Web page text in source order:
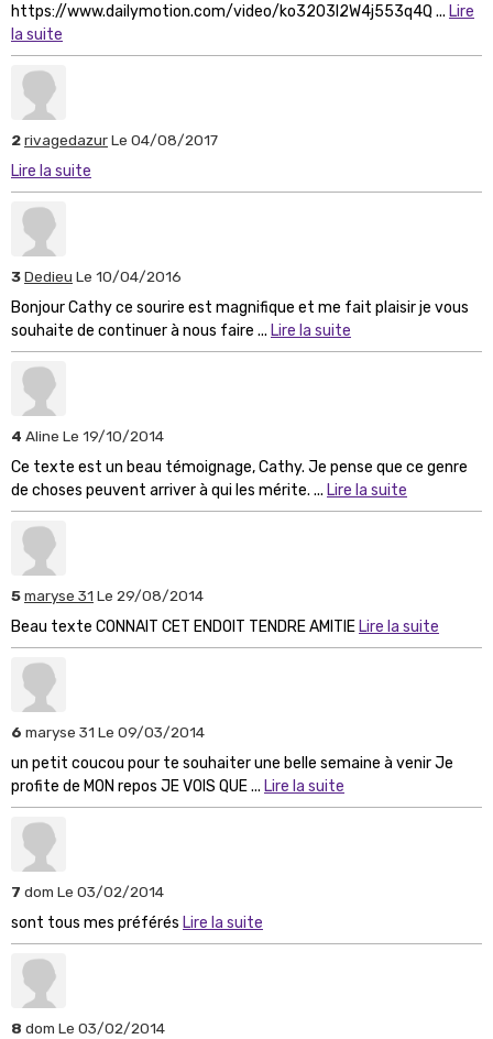
https://www.dailymotion.com/video/ko3203l2W4j553q4Q ... Lire
la suite
2rivagedazurLe 04/08/2017
Lire la suite
3Dedieu Le 10/04/2016
Bonjour Cathy ce sourire est magnifique et me fait plaisir je vous
souhaite de continuer à nous faire ... Lire la suite
4 Aline Le 19/10/2014
Ce texte est un beau témoignage, Cathy. Je pense que ce genre
de choses peuvent arriver à qui les mérite. ... Lire la suite
5maryse 31 Le 29/08/2014
Beau texte CONNAIT CET ENDOIT TENDRE AMITIE Lire la suite
6 maryse 31 Le 09/03/2014
un petit coucou pour te souhaiter une belle semaine à venir Je
profite de MON repos JE VOIS QUE ... Lire la suite
7 dom Le 03/02/2014
sont tous mes préférés Lire la suite
8 dom Le 03/02/2014